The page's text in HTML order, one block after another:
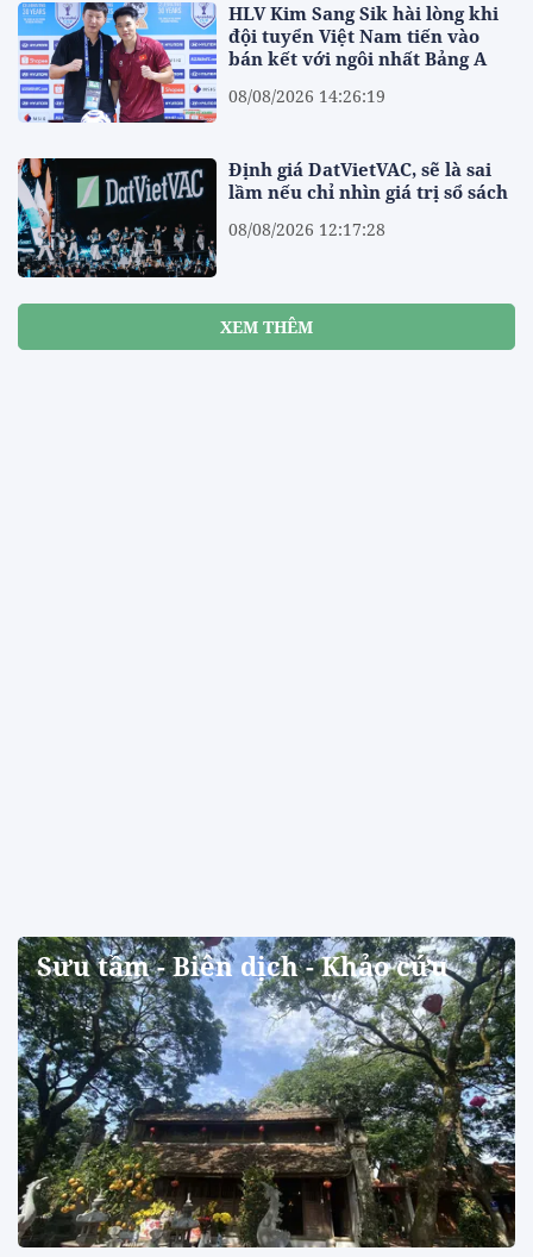
HLV Kim Sang Sik hài lòng khi
đội tuyển Việt Nam tiến vào
bán kết với ngôi nhất Bảng A
08/08/2026 14:26:19
Định giá DatVietVAC, sẽ là sai
lầm nếu chỉ nhìn giá trị sổ sách
08/08/2026 12:17:28
XEM THÊM
Sưu tầm - Biên dịch - Khảo cứu